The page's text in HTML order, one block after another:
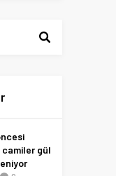
camiler gül